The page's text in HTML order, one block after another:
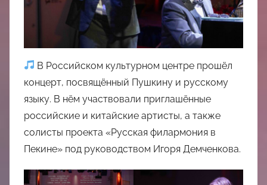
В Российском культурном центре прошёл
концерт, посвящённый Пушкину и русскому
языку. В нём участвовали приглашённые
российские и китайские артисты, а также
солисты проекта «Русская филармония в
Пекине» под руководством Игоря Демченкова.